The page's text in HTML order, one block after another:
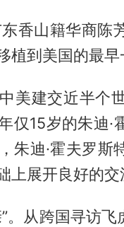
香山籍华商陈
植到美国的最早
美建交近半个
仅15岁的朱迪
朱迪·霍夫罗
上展开良好的交
。从跨国寻访